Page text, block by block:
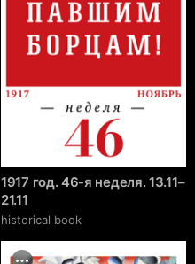
1917 год. 46-я неделя. 13.11–
21.11
historical book